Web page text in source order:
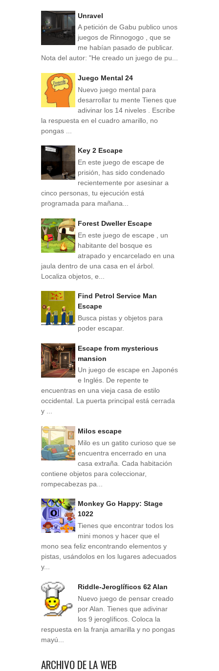
Unravel
A petición de Gabu publico unos
juegos de Rinnogogo , que se
me habían pasado de publicar.
Nota del autor: "He creado un juego de pu...
Juego Mental 24
Nuevo juego mental para
desarrollar tu mente Tienes que
adivinar los 14 niveles . Escribe
la respuesta en el cuadro amarillo, no
pongas ...
Key 2 Escape
En este juego de escape de
prisión, has sido condenado
recientemente por asesinar a
cinco personas, tu ejecución está
programada para mañana...
Forest Dweller Escape
En este juego de escape , un
habitante del bosque es
atrapado y encarcelado en una
jaula dentro de una casa en el árbol.
Localiza objetos, e...
Find Petrol Service Man
Escape
Busca pistas y objetos para
poder escapar.
Escape from mysterious
mansion
Un juego de escape en Japonés
e Inglés. De repente te
encuentras en una vieja casa de estilo
occidental. La puerta principal está cerrada
y ...
Milos escape
Milo es un gatito curioso que se
encuentra encerrado en una
casa extraña. Cada habitación
contiene objetos para coleccionar,
rompecabezas pa...
Monkey Go Happy: Stage
1022
Tienes que encontrar todos los
mini monos y hacer que el
mono sea feliz encontrando elementos y
pistas, usándolos en los lugares adecuados
y...
Riddle-Jeroglíficos 62 Alan
Nuevo juego de pensar creado
por Alan. Tienes que adivinar
los 9 jeroglíficos. Coloca la
respuesta en la franja amarilla y no pongas
mayú...
ARCHIVO DE LA WEB